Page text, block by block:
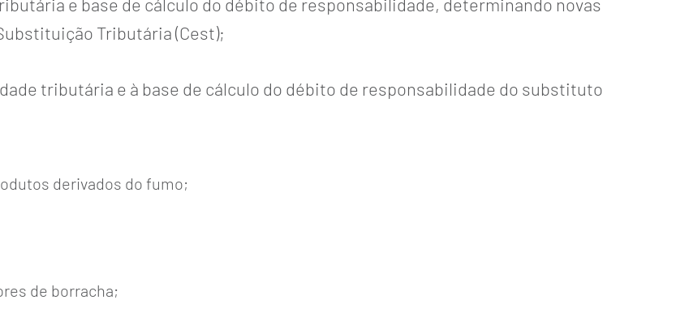
Tributária (Cest);
tributária e à base de cálculo do débito de responsabilidade do substituto
derivados do fumo;
de borracha;